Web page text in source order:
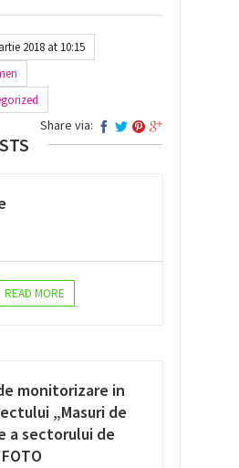
2018 at 10:15
Share via:
READ MORE
monitorizare in
„Masuri de
a sectorului de